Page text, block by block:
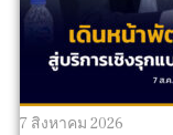
7 สิงหาคม 2026